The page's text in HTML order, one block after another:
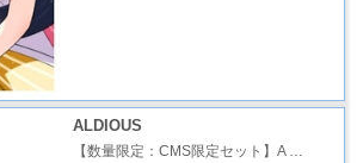
ALDIOUS
【数量限定：CMS限定セット】A …